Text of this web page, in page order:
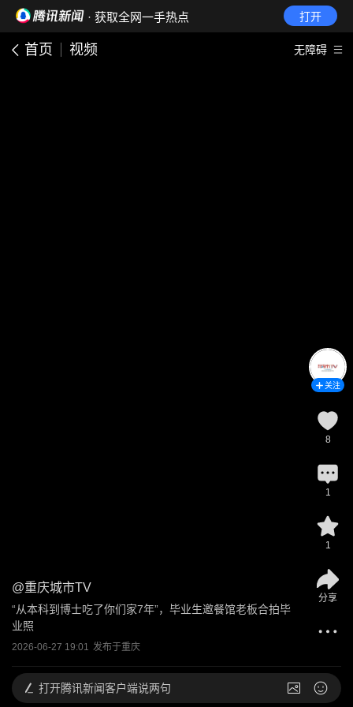
· 获取全网一手热点 打开
首页 视频 无障碍
@重庆城市TV
“从本科到博士吃了你们家7年”，毕业生邀餐馆老板合拍毕
业照
2026-06-27 19:01 发布于重庆
关注
8
1
1
分享
打开腾讯新闻客户端说两句